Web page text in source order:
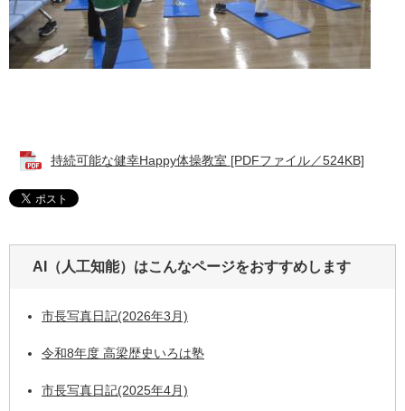
持続可能な健幸Happy体操教室 [PDFファイル／524KB]
AI（人工知能）はこんなページをおすすめします
市長写真日記(2026年3月)
令和8年度 高梁歴史いろは塾
市長写真日記(2025年4月)